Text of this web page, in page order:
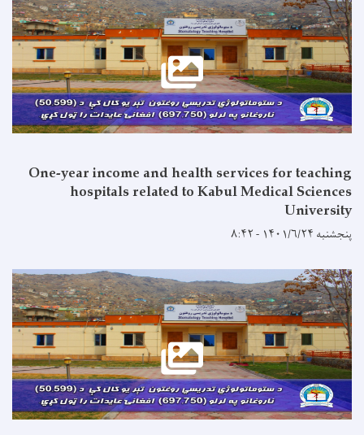
One-year income and health services for teaching
hospitals related to Kabul Medical Sciences
University
پنجشنبه ۱۴۰۱/۶/۲۴ - ۸:۴۲